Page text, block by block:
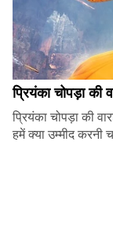
प्रियंका चोपड़ा की
प्रियंका चोपड़ा की
हमें क्या उम्मीद करनी